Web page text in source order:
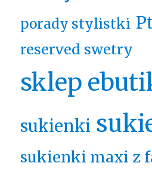
porady stylistki
reserved swetry
sklep
sukienki
sukienki maxi z